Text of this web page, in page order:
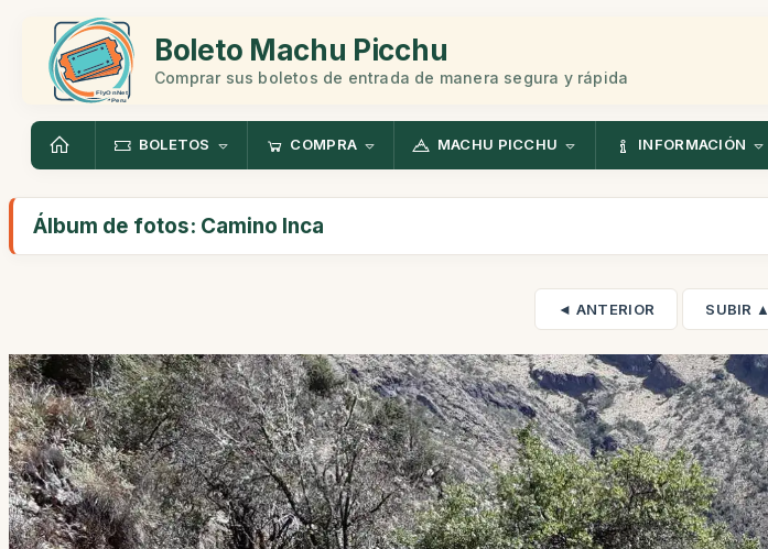
Boleto Machu Picchu
Comprar sus boletos de entrada de manera segura y rápida
BOLETOS COMPRA MACHU PICCHU INFORMACIÓN
Álbum de fotos: Camino Inca
◄ ANTERIOR SUBIR ▲